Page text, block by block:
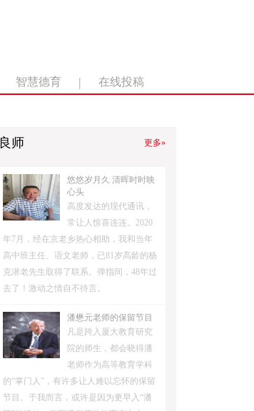
智慧德育 | 在线投稿
良师 更多»
悠悠岁月久 清晖时时映
心头
高度发达的现代通讯，
常让人惊喜连连。2020
年7月，经在京老乡热心相助，我和当年
高中班主任、语文老师，已81岁高龄的杨
克潜老先生取得了联系。弹指间，48年过
去了！激动之情自不待言。
潘懋元老师的保留节目
凡是跨入厦大教育研究
院的师生，都会晓得潘
老师作为高等教育学科
的“掌门人”，有许多让人难以忘怀的保留
节目。于我而言，或许是因为更早入“潘